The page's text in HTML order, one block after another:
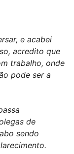
e acabei
acredito que
trabalho, onde
pode ser a
de
sendo